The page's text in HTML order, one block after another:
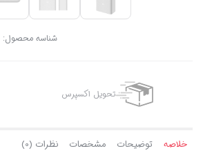
شناسه محصول:
تحویل اکسپرس
خلاصه توضیحات مشخصات نظرات (0)